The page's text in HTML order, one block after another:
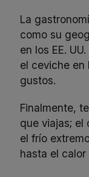
La
como su
en los EE.
el ceviche en
gustos.
Finalmente,
que viajas; el
el frío
hasta el calor